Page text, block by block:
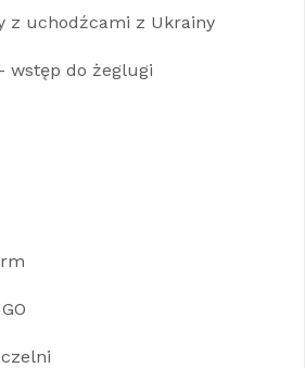
z uchodźcami z Ukrainy
wstęp do żeglugi